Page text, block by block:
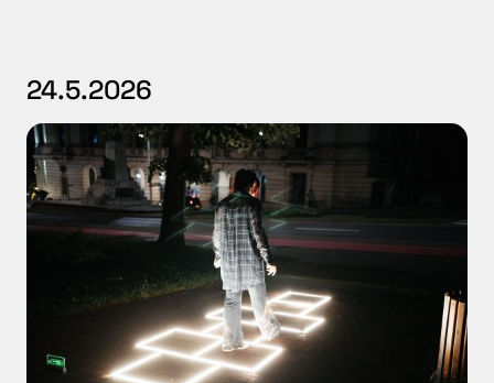
24.5.2026